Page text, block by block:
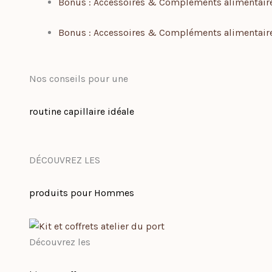
Bonus : Accessoires & Compléments
Nos conseils pour une
routine capillaire idéale
DÉCOUVREZ LES
produits pour Hommes
Découvrez les